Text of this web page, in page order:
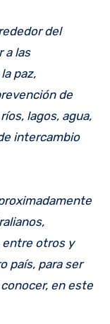
del
a las
paz,
de
lagos, agua,
intercambio
entre otros y
país, para ser
en este